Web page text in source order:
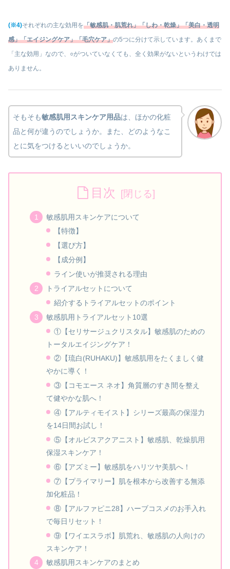
(※4)それぞれの主な効用を「敏感肌・肌荒れ」「しわ・乾燥」「美白・透明
感」「エイジングケア」「毛穴ケア」の5つに分けて示しています。あくまで
「主な効用」なので、○がついていなくても、全く効果がないというわけでは
ありません。
そもそも敏感肌用スキンケア用品は、ほかの化粧
品と何が違うのでしょうか。また、どのようなこ
とに気をつけるといいのでしょうか。
目次
敏感肌用スキンケアについて
【特徴】
【選び方】
【成分例】
ライン使いが推奨される理由
トライアルセットについて
紹介するトライアルセットのポイント
敏感肌用トライアルセット10選
①【セリサージュクリスタル】敏感肌のための
トータルエイジングケア！
②【琉白(RUHAKU)】敏感肌用をたくましく健
やかに導く！
③【コモエース ネオ】角質層のすき間を整え
て健やかな肌へ！
④【アルティモイスト】シリーズ最高の保湿力
を14日間お試し！
⑤【オルビスアクアニスト】敏感肌、乾燥肌用
保湿スキンケア！
⑥【アズミー】敏感肌をハリツヤ美肌へ！
⑦【プライマリー】肌を根本から改善する無添
加化粧品！
⑧【アルファピニ28】ハーブコスメのお手入れ
で毎日リセット！
⑨【ワイエスラボ】肌荒れ、敏感肌の人向けの
スキンケア！
敏感肌用スキンケアのまとめ